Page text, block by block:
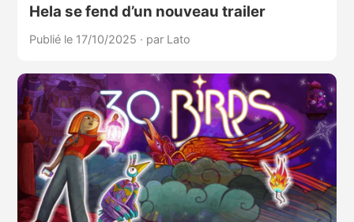
Hela se fend d’un nouveau trailer
Publié le 17/10/2025 · par Lato